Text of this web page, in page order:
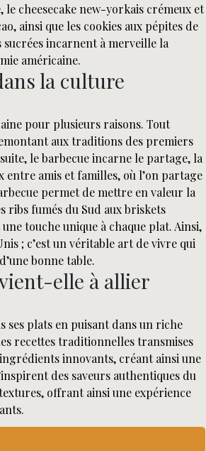
cheesecake new-yorkais crémeux et
ainsi que les cookies aux pépites de
incarnent à merveille la
américaine.
la culture
pour plusieurs raisons. Tout
aux traditions des premiers
le barbecue incarne le partage, la
entre amis et familles, où l’on partage
permet de mettre en valeur la
ribs fumés du Sud aux briskets
touche unique à chaque plat. Ainsi,
; c’est un véritable art de vivre qui
bonne table.
elle à allier
plats en puisant dans un riche
recettes traditionnelles transmises
innovants, créant ainsi une
des saveurs authentiques du
offrant ainsi une expérience